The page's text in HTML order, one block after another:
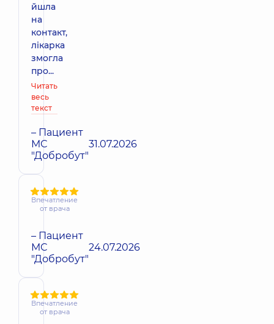
йшла
на
контакт,
лікарка
змогла
про...
Читать
весь
текст
– Пациент
МС
"Добробут"
31.07.2026
Впечатление
от врача
– Пациент
МС
"Добробут"
24.07.2026
Впечатление
от врача